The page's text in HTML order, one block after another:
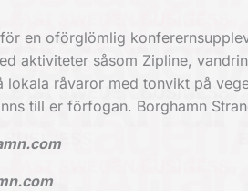
en oförglömlig
aktiviteter såsom Zipline,
lokala råvaror med tonvikt på
till er förfogan. Borghamn